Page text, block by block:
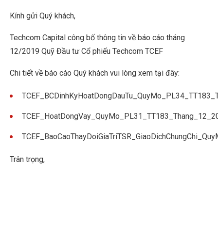
Kính gửi Quý khách,
Techcom Capital công bố thông tin về báo cáo tháng
12/2019 Quỹ Đầu tư Cổ phiếu Techcom TCEF
Chi tiết về báo cáo Quý khách vui lòng xem tại đây:
Trân trọng,